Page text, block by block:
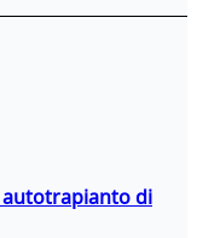
autotrapianto di